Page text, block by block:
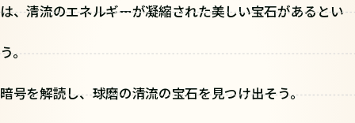
は、清流のエネルギーが凝縮された美しい宝石があるとい
う。
暗号を解読し、球磨の清流の宝石を見つけ出そう。